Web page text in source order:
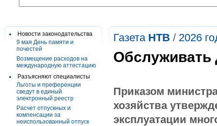
Новости законодательства
9 мая День памяти и
почестей
Возмещение расходов на
международную аттестацию
Разъясняют специалисты
Льготы и преференции
сведут в единый
электронный реестр
Расчет отпускных и
компенсации за
неиспользованный отпуск
Газета НТВ / 2026
Обслуживать
Приказом
хозяйства
эксплуатации